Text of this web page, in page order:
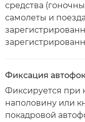
средства
самолеты и
Фиксация
Фиксируется при
наполовину или
покадровой